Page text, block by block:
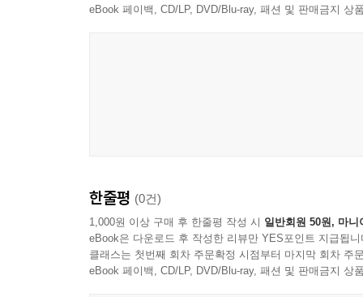
작업에 돌입했다.” _해제에서
정민 교수는 『송담유록』 외에도 천주교 관련
검토해야만 한국 초기 교회사의 실상을 복원할 수
eBook 페이백, CD/LP, DVD/Blu-ray, 패션 및 판매금지 상
한줄평 (0건)
1,000원 이상 구매 후 한줄평 작성 시 일반회원 50원, 마니
eBook은 다운로드 후 작성한 리뷰만 YES포인트 지급됩니
클래스는 첫번째 회차 주문확정 시점부터 마지막 회차 주
eBook 페이백, CD/LP, DVD/Blu-ray, 패션 및 판매금지 상